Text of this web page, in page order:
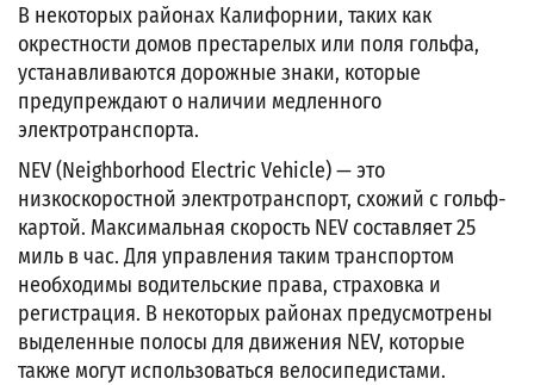
В некоторых районах Калифорнии, таких как
окрестности домов престарелых или поля гольфа,
устанавливаются дорожные знаки, которые
предупреждают о наличии медленного
электротранспорта.
NEV (Neighborhood Electric Vehicle) — это
низкоскоростной электротранспорт, схожий с гольф-
картой. Максимальная скорость NEV составляет 25
миль в час. Для управления таким транспортом
необходимы водительские права, страховка и
регистрация. В некоторых районах предусмотрены
выделенные полосы для движения NEV, которые
также могут использоваться велосипедистами.